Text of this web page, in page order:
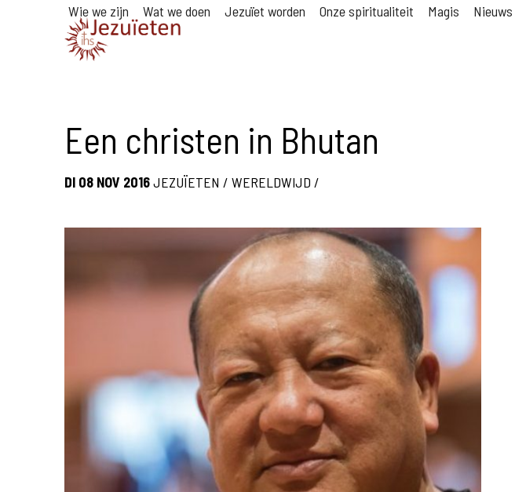
Wie we zijn Wat we doen Jezuïet worden Onze spiritualiteit Magis Nieuws
Een christen in Bhutan
DI 08 NOV 2016JEZUÏETEN / WERELDWIJD /